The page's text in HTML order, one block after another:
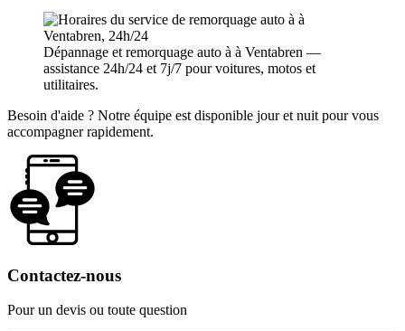
Dépannage et remorquage auto à à Ventabren —
assistance 24h/24 et 7j/7 pour voitures, motos et
utilitaires.
Besoin d'aide ? Notre équipe est disponible jour et nuit pour vous
accompagner rapidement.
Contactez-nous
Pour un devis ou toute question